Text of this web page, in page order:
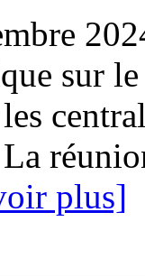
sur
plus]